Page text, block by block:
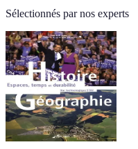
Sélectionnés par nos experts